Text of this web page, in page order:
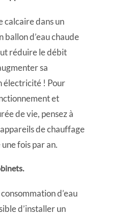
calcaire dans un
ballon d’eau chaude
réduire le débit
sa
électricité ! Pour
et
de vie, pensez à
de chauffage
fois par an.
d’eau
d’installer un